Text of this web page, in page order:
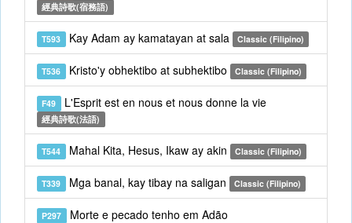
經典詩歌(宿務語)
T593 Kay Adam ay kamatayan at sala Classic (Filipino)
T536 Kristo'y obhektibo at subhektibo Classic (Filipino)
F49 L'Esprit est en nous et nous donne la vie
經典詩歌(法語)
T544 Mahal Kita, Hesus, Ikaw ay akin Classic (Filipino)
T339 Mga banal, kay tibay na saligan Classic (Filipino)
P297 Morte e pecado tenho em Adão